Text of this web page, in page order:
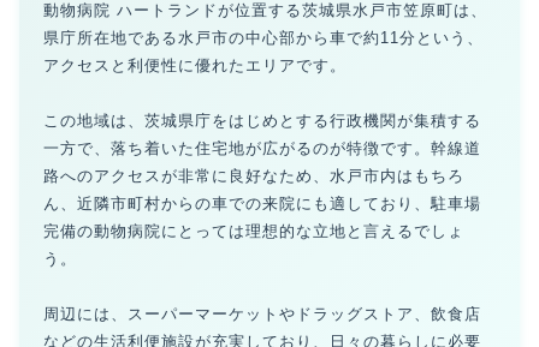
動物病院 ハートランドが位置する茨城県水戸市笠原町は、
県庁所在地である水戸市の中心部から車で約11分という、
アクセスと利便性に優れたエリアです。
この地域は、茨城県庁をはじめとする行政機関が集積する
一方で、落ち着いた住宅地が広がるのが特徴です。幹線道
路へのアクセスが非常に良好なため、水戸市内はもちろ
ん、近隣市町村からの車での来院にも適しており、駐車場
完備の動物病院にとっては理想的な立地と言えるでしょ
う。
周辺には、スーパーマーケットやドラッグストア、飲食店
などの生活利便施設が充実しており、日々の暮らしに必要